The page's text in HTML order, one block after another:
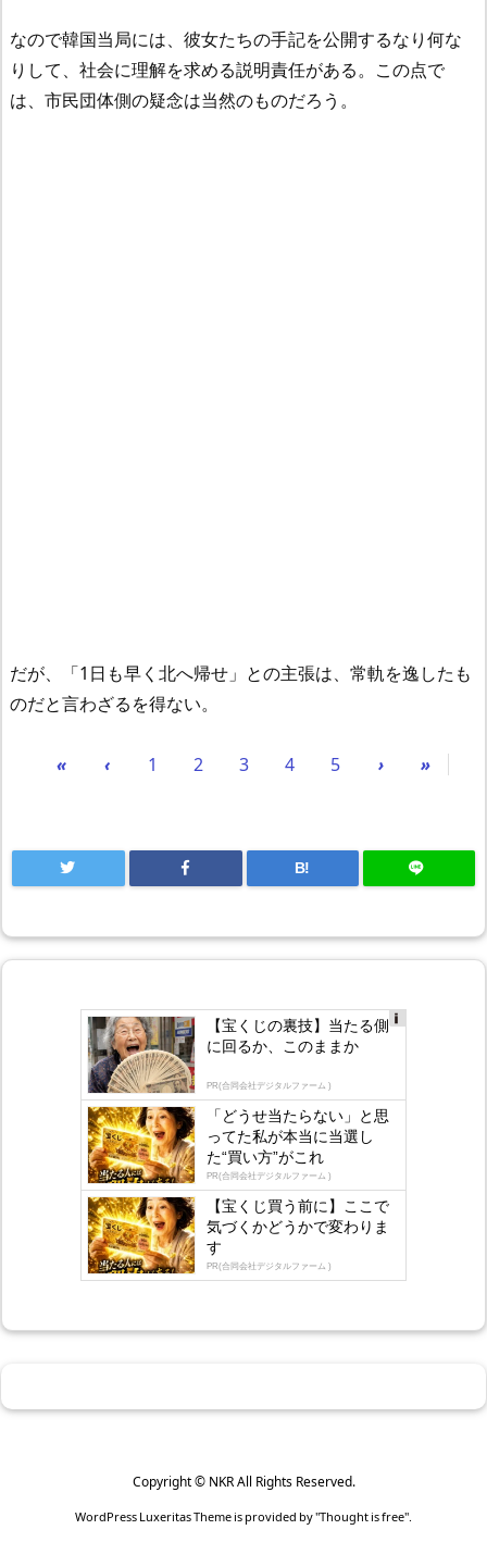
なので韓国当局には、彼女たちの手記を公開するなり何な
りして、社会に理解を求める説明責任がある。この点で
は、市民団体側の疑念は当然のものだろう。
だが、「1日も早く北へ帰せ」との主張は、常軌を逸したも
のだと言わざるを得ない。
« ‹ 1 2 3 4 5 › »
B!
gly
【宝くじの裏技】当たる側
に回るか、このままか
PR(合同会社デジタルファーム )
「どうせ当たらない」と思
ってた私が本当に当選し
た“買い方”がこれ
PR(合同会社デジタルファーム )
【宝くじ買う前に】ここで
気づくかどうかで変わりま
す
PR(合同会社デジタルファーム )
Copyright © NKRAll Rights Reserved.
WordPress Luxeritas Theme is provided by "Thought is free".